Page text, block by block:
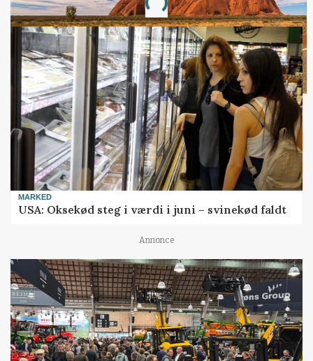
Loading...
MARKED
USA: Oksekød steg i værdi i juni – svinekød faldt
Annonce